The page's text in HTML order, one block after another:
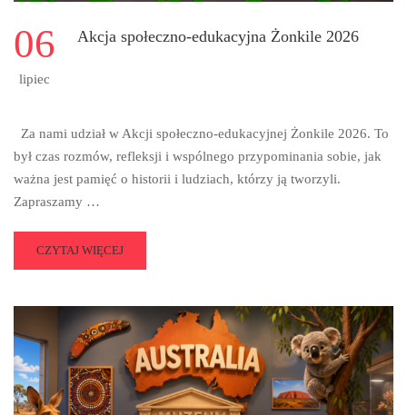
06
lipiec
Akcja społeczno-edukacyjna Żonkile 2026
Za nami udział w Akcji społeczno-edukacyjnej Żonkile 2026. To
był czas rozmów, refleksji i wspólnego przypominania sobie, jak
ważna jest pamięć o historii i ludziach, którzy ją tworzyli.
Zapraszamy …
READ
MORE
AKCJA
SPOŁECZNO-
EDUKACYJNA
ŻONKILE
2026
CZYTAJ WIĘCEJ